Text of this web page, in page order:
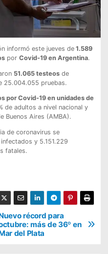
informó este jueves de1.589
por Covid-19 en Argentina.
51.065 testeosde
25.004.055 pruebas.
por Covid-19 en unidades de
de adultos a nivel nacional y
Buenos Aires (AMBA).
de coronavirus se
y 5.151.229
fatales.
récord para
más de 36º en
del Plata